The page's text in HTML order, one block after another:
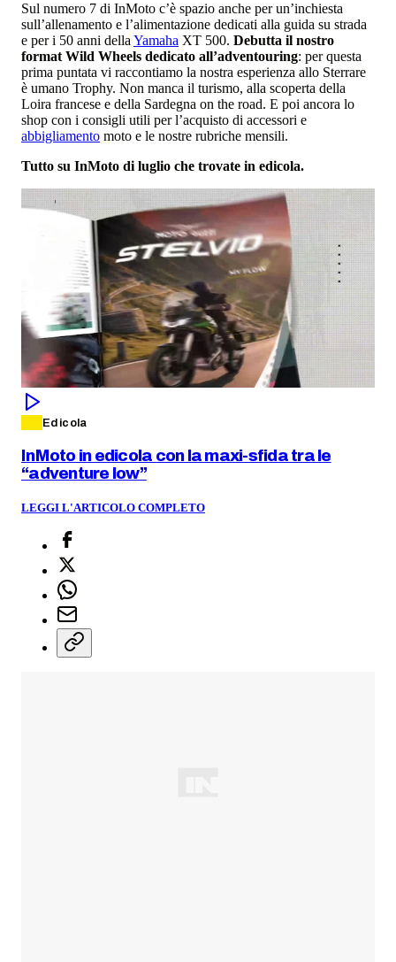
Sul numero 7 di InMoto c’è spazio anche per un’inchiesta
sull’allenamento e l’alimentazione dedicati alla guida su strada
e per i 50 anni della Yamaha XT 500. Debutta il nostro
format Wild Wheels dedicato all’adventouring: per questa
prima puntata vi raccontiamo la nostra esperienza allo Sterrare
è umano Trophy. Non manca il turismo, alla scoperta della
Loira francese e della Sardegna on the road. E poi ancora lo
shop con i consigli utili per l’acquisto di accessori e
abbigliamento moto e le nostre rubriche mensili.
Tutto su InMoto di luglio che trovate in edicola.
Edicola
InMoto in edicola con la maxi-sfida tra le
“adventure low”
LEGGI L'ARTICOLO COMPLETO